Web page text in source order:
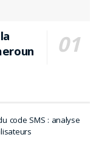
code SMS : analyse